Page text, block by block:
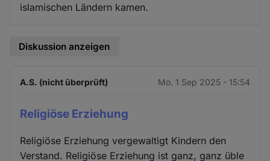
islamischen Ländern kamen.
Diskussion anzeigen
A.S. (nicht überprüft) Mo. 1 Sep 2025 - 15:54
Religiöse Erziehung
Religiöse Erziehung vergewaltigt Kindern den
Verstand. Religiöse Erziehung ist ganz, ganz üble